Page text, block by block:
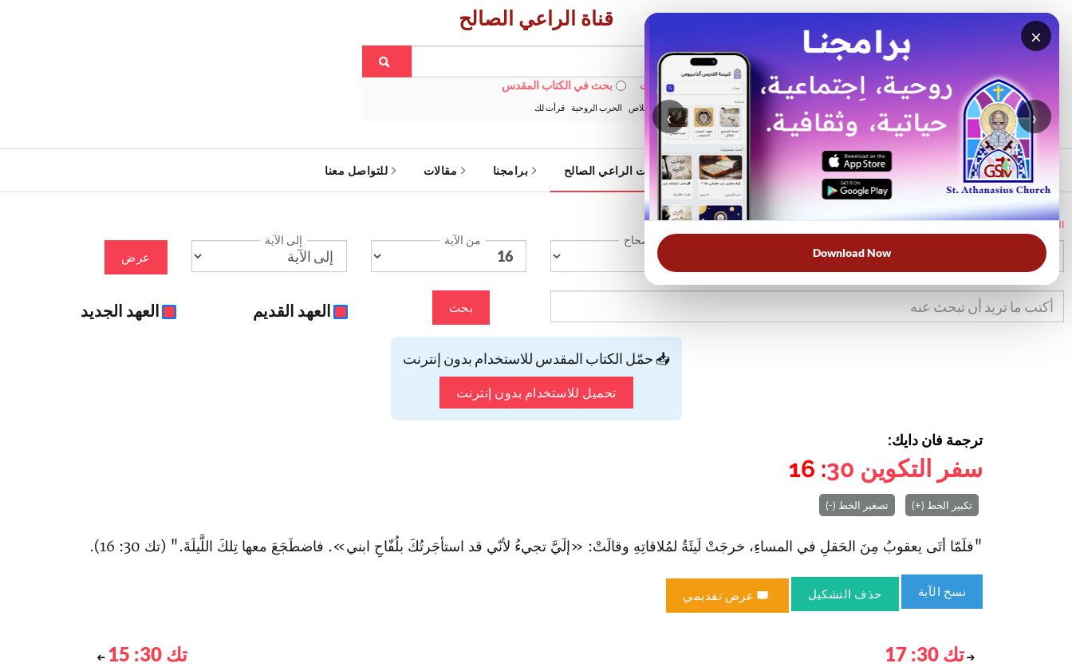
×
‹ ›
Download Now
قناة الراعي الصالح
بحث في الويبسايت بحث في الكتاب المقدس
الأكثر بحثًا: خبزنا اليومي الخلاص الحرب الروحية قرأت لك
الرئيسية خدمات الراعي الصالح برامجنا مقالات للتواصل معنا
الرئيسية
الإصحاح من الآية إلى الآية
عرض
بحث العهد القديم العهد الجديد
📥 حمّل الكتاب المقدس للاستخدام بدون إنترنت
تحميل للاستخدام بدون إنترنت
ترجمة فان دايك:
سفر التكوين 30
: 16
تكبير الخط (+) تصغير الخط (-)
"فلَمّا أتَى يعقوبُ مِنَ الحَقلِ في المساءِ، خرجَتْ لَيئَةُ لمُلاقاتِهِ وقالَتْ: «إلَيَّ تجيءُ لأنّي قد استأجَرتُكَ بلُفّاحِ ابني». فاضطَجَعَ معها تِلكَ اللَّيلَةَ." (تك 30: 16).
نسخ الآية حذف التشكيل عرض تقديمي
تك 30: 17 تك 30: 15